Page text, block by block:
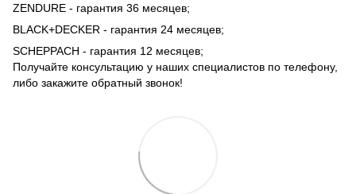
ZENDURE - гарантия 36 месяцев;
BLACK+DECKER - гарантия 24 месяцев;
SCHEPPACH - гарантия 12 месяцев;
Получайте консультацию у наших специалистов по телефону,
либо закажите обратный звонок!